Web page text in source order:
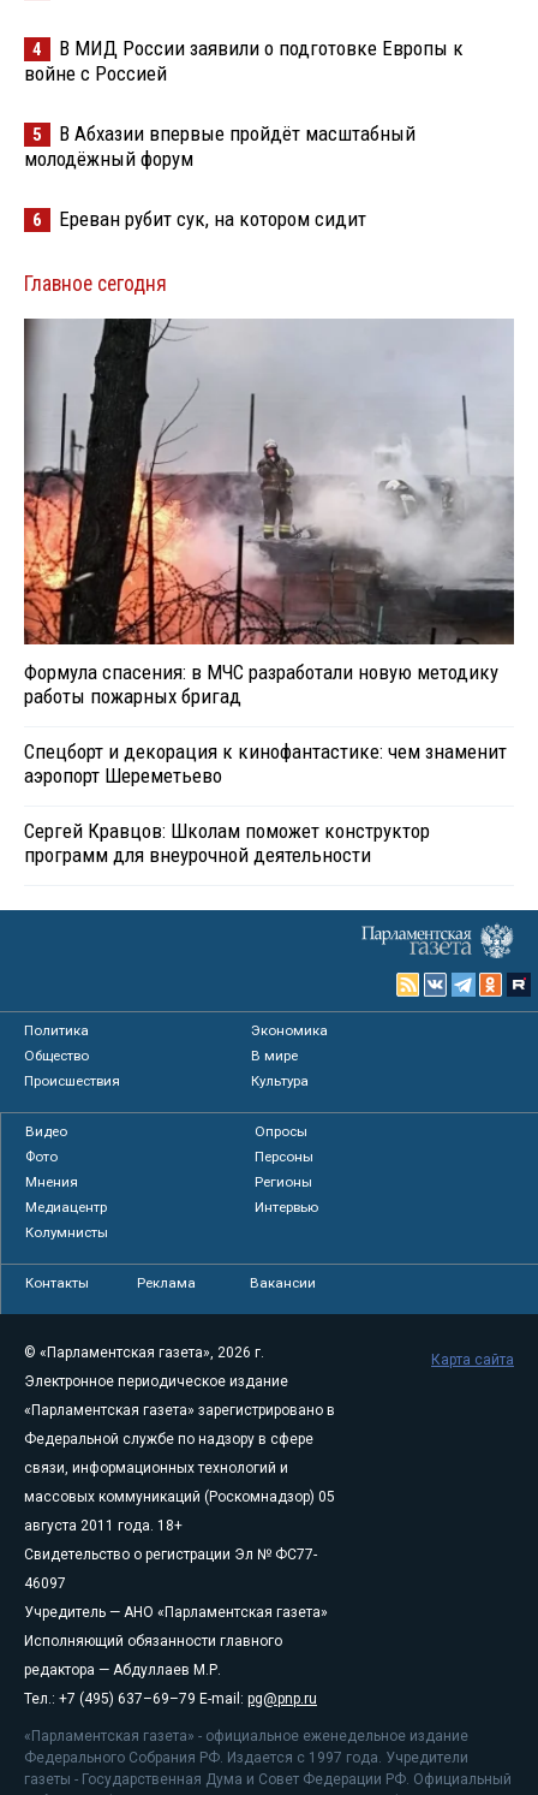
4
В МИД России заявили о подготовке Европы к
войне с Россией
5
В Абхазии впервые пройдёт масштабный
молодёжный форум
6 Ереван рубит сук, на котором сидит
Главное сегодня
Формула спасения: в МЧС разработали новую методику
работы пожарных бригад
Спецборт и декорация к кинофантастике: чем знаменит
аэропорт Шереметьево
Сергей Кравцов: Школам поможет конструктор
программ для внеурочной деятельности
Политика
Экономика
Общество
В мире
Происшествия
Культура
Видео
Опросы
Фото
Персоны
Мнения
Регионы
Медиацентр
Интервью
Колумнисты
Контакты Реклама Вакансии
© «Парламентская газета», 2026 г.
Электронное периодическое издание
«Парламентская газета» зарегистрировано в
Федеральной службе по надзору в сфере
связи, информационных технологий и
массовых коммуникаций (Роскомнадзор) 05
августа 2011 года. 18+
Свидетельство о регистрации Эл № ФС77-
46097
Учредитель — АНО «Парламентская газета»
Исполняющий обязанности главного
редактора — Абдуллаев М.Р.
Тел.: +7 (495) 637–69–79 E-mail: pg@pnp.ru
«Парламентская газета» - официальное еженедельное издание
Федерального Собрания РФ. Издается с 1997 года. Учредители
газеты - Государственная Дума и Совет Федерации РФ. Официальный
Карта сайта